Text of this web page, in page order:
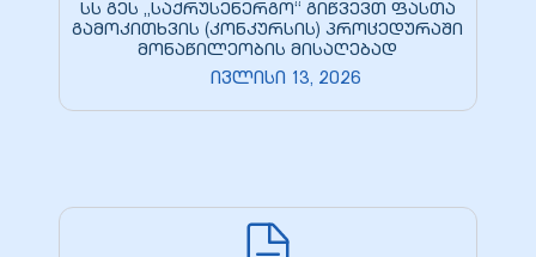
სს გეს „საქრუსენერგო“ გიწვევთ ფასთა
გამოკითხვის (კონკურსის) პროცედურაში
მონაწილეობის მისაღებად
ივლისი 13, 2026